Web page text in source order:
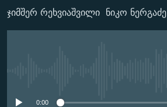
ᲛᲝᲚᲐᲞᲐᲠᲐᲙᲔ ᲢᲔᲥᲡᲢᲔᲑᲘ
ᲨᲘᲜ - ᲣᲪᲮᲝᲔᲗᲨᲘ
ᲩᲔᲛᲘ ᲡᲘᲙᲕᲓᲘᲚᲘᲡ ᲛᲘᲖᲔᲖᲘᲐ COVID-19
11 ᲬᲔᲚᲘ - 11 ᲐᲛᲑᲐᲕᲘ
ᲒᲐᲛᲝᲘᲬᲔᲠᲔ
ჯიმშერ რეხვიაშვილი ნიკო ნერგაძე
0:00